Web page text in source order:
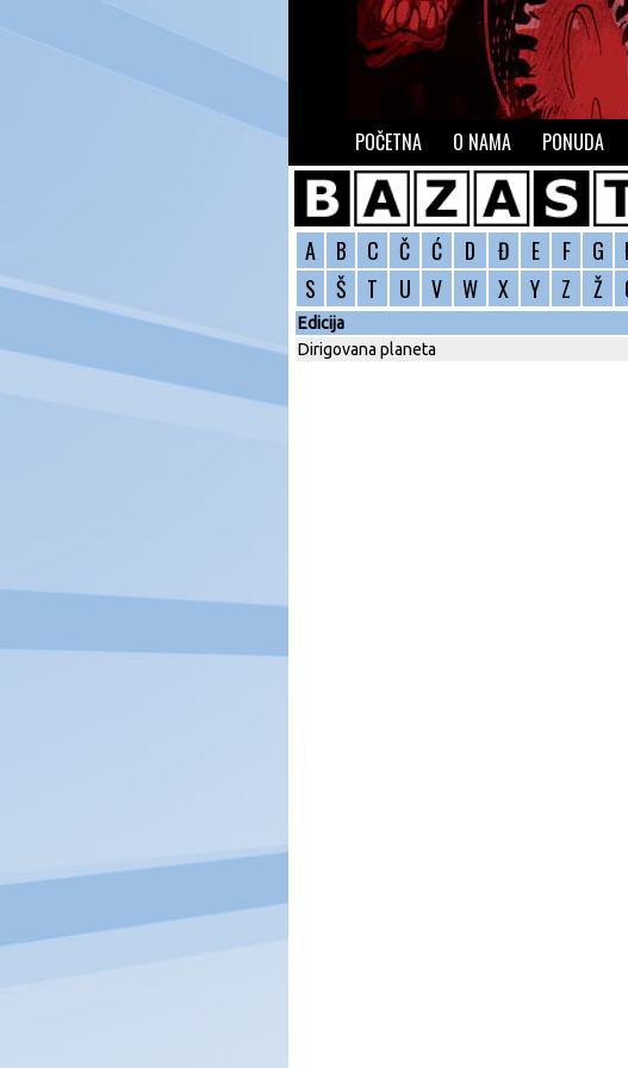
POČETNA O NAMA PONUDA
A B C Č Ć D Đ E F G
S
Š T U V W X Y Z Ž
Edicija
Dirigovana planeta